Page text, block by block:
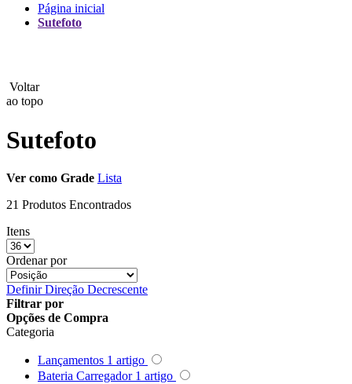
MAMEN
NingBo Bolun
Photo Facility
Quenox
Página inicial
Sutefoto
Voltar
ao topo
Sutefoto
Ver como Grade Lista
21 Produtos Encontrados
Itens
Ordenar por
Definir Direção Decrescente
Filtrar por
Opções de Compra
Categoria
Lançamentos 1 artigo
Bateria Carregador 1 artigo